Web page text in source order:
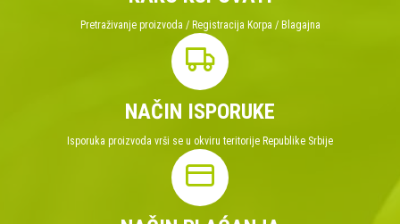
Pretraživanje proizvoda / Registracija Korpa / Blagajna
NAČIN ISPORUKE
Isporuka proizvoda vrši se u okviru teritorije Republike Srbije